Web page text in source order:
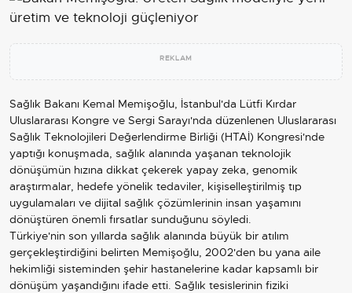
REKLAM
Sağlık Bakanı Kemal Memişoğlu, İstanbul'da Lütfi Kırdar
Uluslararası Kongre ve Sergi Sarayı'nda düzenlenen Uluslararası
Sağlık Teknolojileri Değerlendirme Birliği (HTAİ) Kongresi'nde
yaptığı konuşmada, sağlık alanında yaşanan teknolojik
dönüşümün hızına dikkat çekerek yapay zeka, genomik
araştırmalar, hedefe yönelik tedaviler, kişiselleştirilmiş tıp
uygulamaları ve dijital sağlık çözümlerinin insan yaşamını
dönüştüren önemli fırsatlar sunduğunu söyledi.
Türkiye'nin son yıllarda sağlık alanında büyük bir atılım
gerçekleştirdiğini belirten Memişoğlu, 2002'den bu yana aile
hekimliği sisteminden şehir hastanelerine kadar kapsamlı bir
dönüşüm yaşandığını ifade etti. Sağlık tesislerinin fiziki